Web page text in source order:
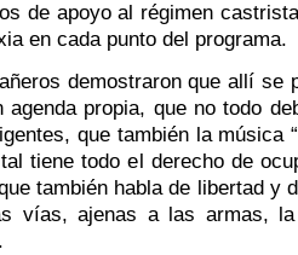
de apoyo al régimen
en cada punto del programa.
demostraron que allí se
agenda propia, que no todo
que también la música
tiene todo el derecho de
también habla de libertad y
vías, ajenas a las armas,